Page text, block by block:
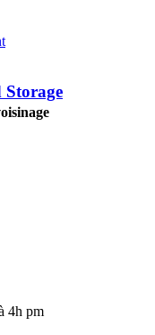
4h pm